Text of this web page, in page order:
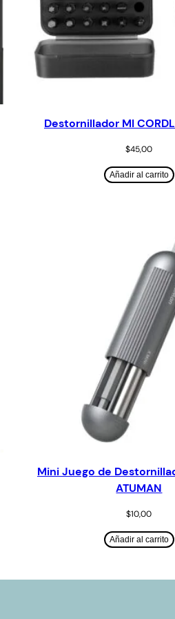
Destornillador MI
$45,00
Añadir al carrito
Mini Juego de
ATUMAN
$10,00
Añadir al carrito